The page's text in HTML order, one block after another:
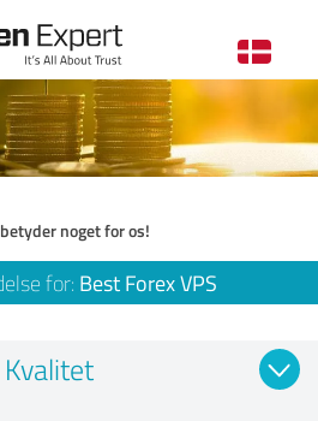
noget for os!
for: Best Forex VPS
Kvalitet